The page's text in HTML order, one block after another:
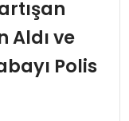
Aldı ve
Polis